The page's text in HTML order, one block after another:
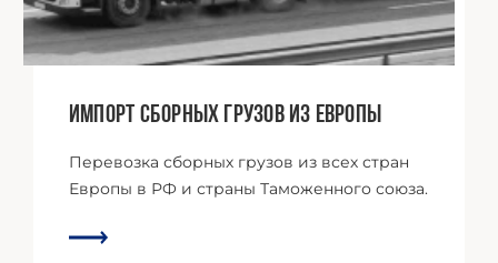
Импорт сборных грузов из Европы
Перевозка сборных грузов из всех стран
Европы в РФ и страны Таможенного союза.